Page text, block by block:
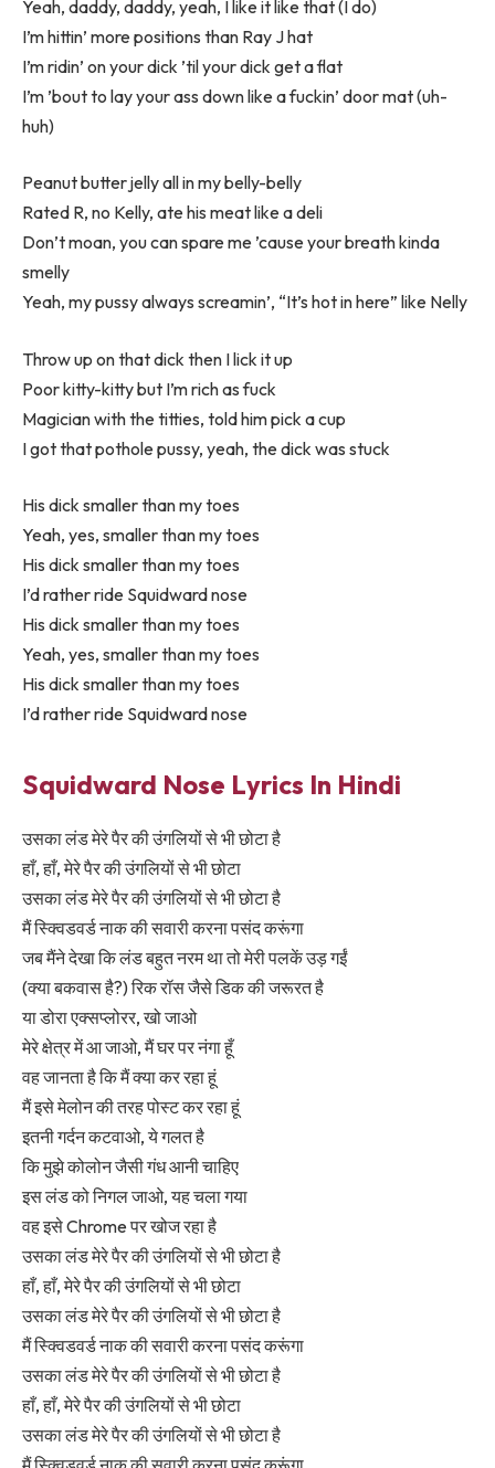
Yeah, daddy, daddy, yeah, I like it like that (I do)
I’m hittin’ more positions than Ray J hat
I’m ridin’ on your dick ’til your dick get a flat
I’m ’bout to lay your ass down like a fuckin’ door mat (uh-
huh)
Peanut butter jelly all in my belly-belly
Rated R, no Kelly, ate his meat like a deli
Don’t moan, you can spare me ’cause your breath kinda
smelly
Yeah, my pussy always screamin’, “It’s hot in here” like Nelly
Throw up on that dick then I lick it up
Poor kitty-kitty but I’m rich as fuck
Magician with the titties, told him pick a cup
I got that pothole pussy, yeah, the dick was stuck
His dick smaller than my toes
Yeah, yes, smaller than my toes
His dick smaller than my toes
I’d rather ride Squidward nose
His dick smaller than my toes
Yeah, yes, smaller than my toes
His dick smaller than my toes
I’d rather ride Squidward nose
Squidward Nose Lyrics In Hindi
उसका लंड मेरे पैर की उंगलियों से भी छोटा है
हाँ, हाँ, मेरे पैर की उंगलियों से भी छोटा
उसका लंड मेरे पैर की उंगलियों से भी छोटा है
मैं स्क्विडवर्ड नाक की सवारी करना पसंद करूंगा
जब मैंने देखा कि लंड बहुत नरम था तो मेरी पलकें उड़ गईं
(क्या बकवास है?) रिक रॉस जैसे डिक की जरूरत है
या डोरा एक्सप्लोरर, खो जाओ
मेरे क्षेत्र में आ जाओ, मैं घर पर नंगा हूँ
वह जानता है कि मैं क्या कर रहा हूं
मैं इसे मेलोन की तरह पोस्ट कर रहा हूं
इतनी गर्दन कटवाओ, ये गलत है
कि मुझे कोलोन जैसी गंध आनी चाहिए
इस लंड को निगल जाओ, यह चला गया
वह इसे Chrome पर खोज रहा है
उसका लंड मेरे पैर की उंगलियों से भी छोटा है
हाँ, हाँ, मेरे पैर की उंगलियों से भी छोटा
उसका लंड मेरे पैर की उंगलियों से भी छोटा है
मैं स्क्विडवर्ड नाक की सवारी करना पसंद करूंगा
उसका लंड मेरे पैर की उंगलियों से भी छोटा है
हाँ, हाँ, मेरे पैर की उंगलियों से भी छोटा
उसका लंड मेरे पैर की उंगलियों से भी छोटा है